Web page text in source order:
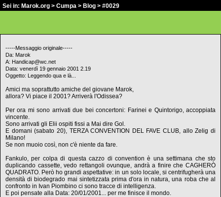
Sei in: Marok.org > Cumpa > Blog > #0029
-----Messaggio originale-----
Da: Marok
A: Handicap@wc.net
Data: venerdì 19 gennaio 2001 2.19
Oggetto: Leggendo qua e là...
Amici ma soprattutto amiche del giovane Marok,
allora? Vi piace il 2001? Arriverà l'Odissea?
Per ora mi sono arrivati due bei concertoni: Farinei e Quintorigo, accoppiata
vincente.
Sono arrivati gli Elii ospiti fissi a Mai dire Gol.
E domani (sabato 20), TERZA CONVENTION DEL FAVE CLUB, allo Zelig di
Milano!
Se non muoio così, non c'è niente da fare.
Fankulo, per colpa di questa cazzo di convention è una settimana che sto
duplicando cassette, vedo rettangoli ovunque, andrà a finire che CAGHERÒ
QUADRATO. Però ho grandi aspettative: in un solo locale, si centrifugherà una
densità di biodegrado mai sintetizzata prima d'ora in natura, una roba che al
confronto in Ivan Piombino ci sono tracce di intelligenza.
E poi pensate alla Data: 20/01/2001... per me finisce il mondo.